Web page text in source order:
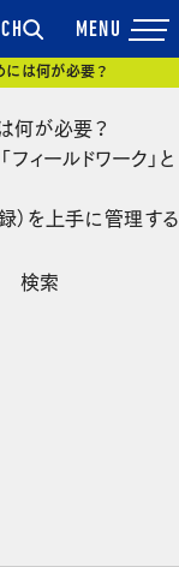
は何が必要？
何が必要？
ィールドワーク」と
）を上手に管理する